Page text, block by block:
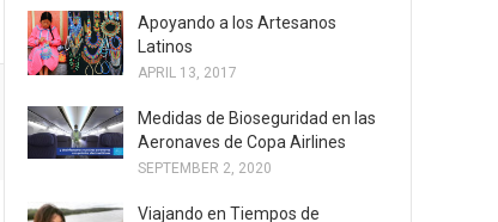
Apoyando a los Artesanos
Latinos
APRIL 13, 2017
Medidas de Bioseguridad en las
Aeronaves de Copa Airlines
SEPTEMBER 2, 2020
Viajando en Tiempos de